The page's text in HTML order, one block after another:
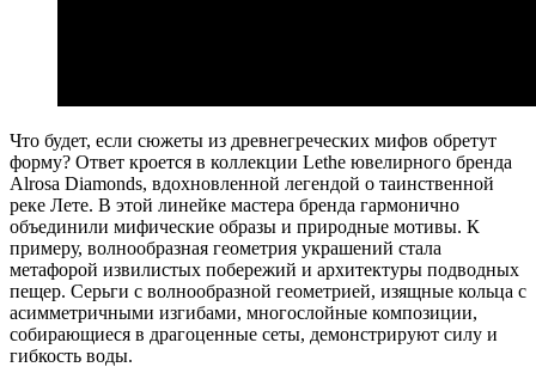
Что будет, если сюжеты из древнегреческих мифов обретут
форму? Ответ кроется в коллекции Lethe ювелирного бренда
Alrosa Diamonds, вдохновленной легендой о таинственной
реке Лете. В этой линейке мастера бренда гармонично
объединили мифические образы и природные мотивы. К
примеру, волнообразная геометрия украшений стала
метафорой извилистых побережий и архитектуры подводных
пещер. Серьги с волнообразной геометрией, изящные кольца с
асимметричными изгибами, многослойные композиции,
собирающиеся в драгоценные сеты, демонстрируют силу и
гибкость воды.